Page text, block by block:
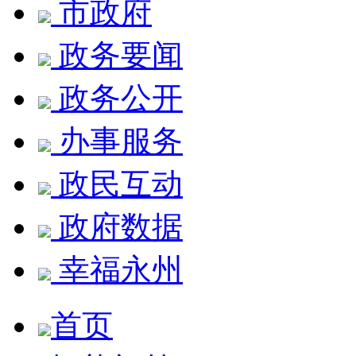
市政府
政务要闻
政务公开
办事服务
政民互动
政府数据
幸福永州
首页